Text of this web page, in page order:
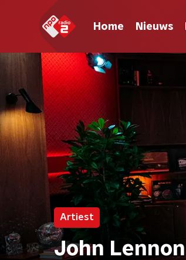
Home Nieuws
Artiest
John Lennon